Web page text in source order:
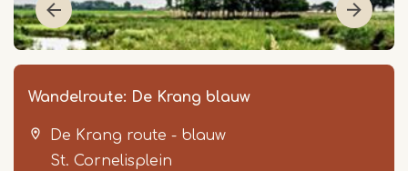
Wandelroute: De Krang blauw
De Krang route - blauw
St. Cornelisplein